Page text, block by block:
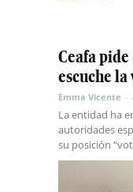
Ceafa
escuche la
Emma Vicente -
La entidad ha
autoridades
su posición